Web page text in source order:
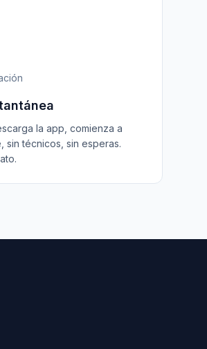
la app, comienza a
sin técnicos, sin esperas.